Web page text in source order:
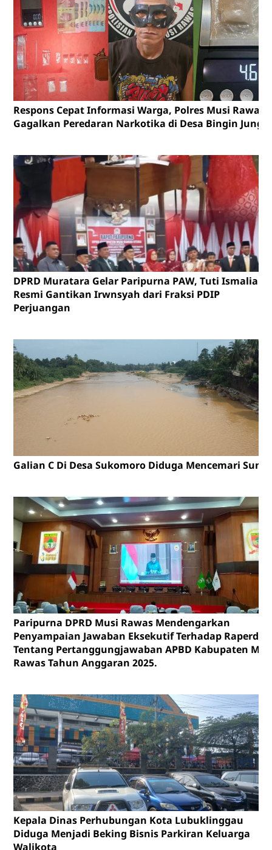
Respons Cepat Informasi Warga, Polres Musi Rawas
Gagalkan Peredaran Narkotika di Desa Bingin
DPRD Muratara Gelar Paripurna PAW, Tuti Ismalia
Resmi Gantikan Irwnsyah dari Fraksi PDIP
Perjuangan
Galian C Di Desa Sukomoro Diduga Mencemari
Paripurna DPRD Musi Rawas Mendengarkan
Penyampaian Jawaban Eksekutif Terhadap Raperda
Tentang Pertanggungjawaban APBD Kabupaten
Rawas Tahun Anggaran 2025.
Kepala Dinas Perhubungan Kota Lubuklinggau
Diduga Menjadi Beking Bisnis Parkiran Keluarga
Walikota